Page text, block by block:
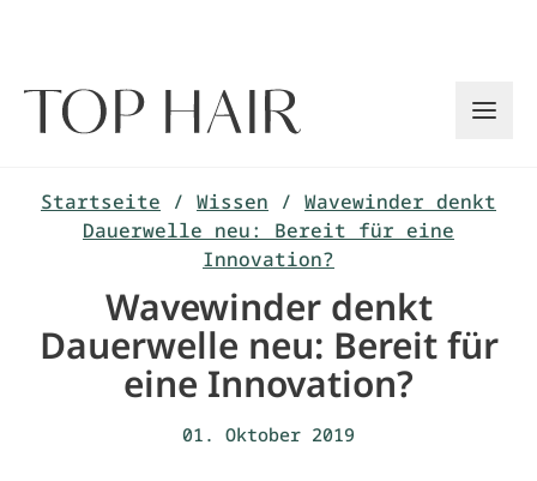
Startseite / Wissen / Wavewinder denkt
Dauerwelle neu: Bereit für eine
Innovation?
Wavewinder denkt
Dauerwelle neu: Bereit für
eine Innovation?
01. Oktober 2019